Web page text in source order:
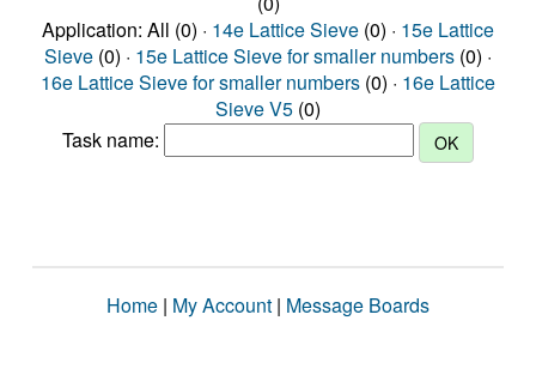
Application: All (0) · 14e Lattice Sieve (0) · 15e Lattice
Sieve (0) · 15e Lattice Sieve for smaller numbers (0) ·
16e Lattice Sieve for smaller numbers (0) · 16e Lattice
Sieve V5 (0)
Task name:
Home | My Account | Message Boards